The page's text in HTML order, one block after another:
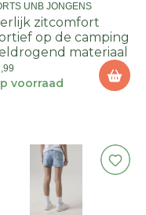
UNB JONGENS
zitcomfort
op de camping
materiaal
voorraad